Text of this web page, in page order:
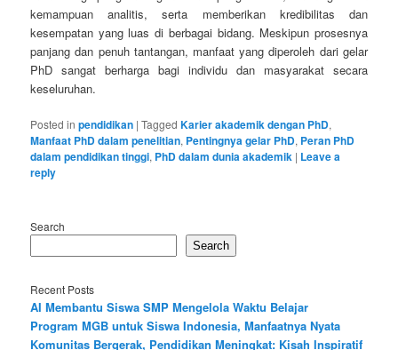
kemampuan analitis, serta memberikan kredibilitas dan
kesempatan yang luas di berbagai bidang. Meskipun prosesnya
panjang dan penuh tantangan, manfaat yang diperoleh dari gelar
PhD sangat berharga bagi individu dan masyarakat secara
keseluruhan.
Posted in pendidikan |Tagged Karier akademik dengan PhD,
Manfaat PhD dalam penelitian, Pentingnya gelar PhD, Peran PhD
dalam pendidikan tinggi, PhD dalam dunia akademik | Leave a
reply
Search
Search
Recent Posts
AI Membantu Siswa SMP Mengelola Waktu Belajar
Program MGB untuk Siswa Indonesia, Manfaatnya Nyata
Komunitas Bergerak, Pendidikan Meningkat: Kisah Inspiratif